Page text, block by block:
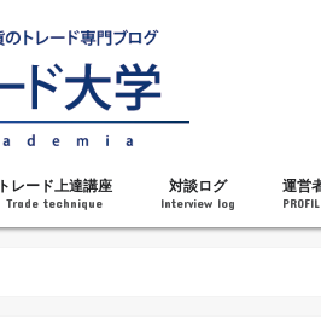
トレード上達講座
Trade technique
対談ログ
Interview log
運営